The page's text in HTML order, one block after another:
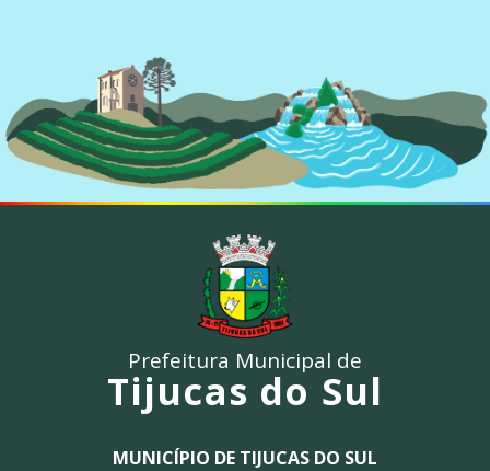
Prefeitura Municipal de
Tijucas do Sul
MUNICÍPIO DE TIJUCAS DO SUL